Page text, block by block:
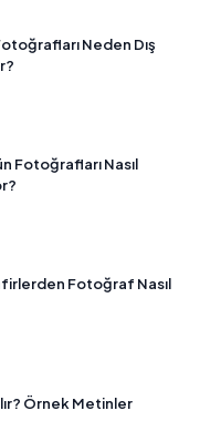
Neden Dış
Fotoğrafları Nasıl
Fotoğraf Nasıl
Örnek Metinler